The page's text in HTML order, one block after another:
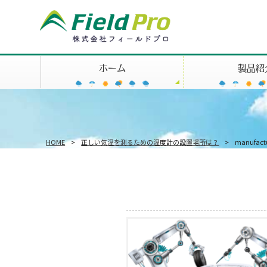
ホーム 製品紹
HOME > 正しい気温を測るための温度計の設置場所は？ >